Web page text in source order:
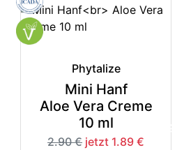
Phytalize
Mini Hanf
Aloe Vera Creme
10 ml
2.90 € jetzt 1.89 €
-35%